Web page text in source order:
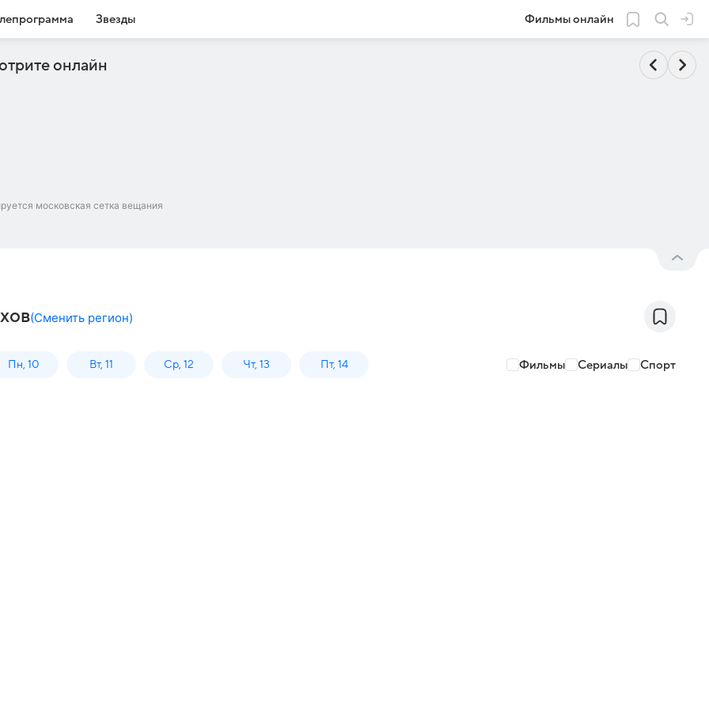
Звезды Фильмы онлайн
онлайн
московская сетка вещания
(Сменить регион)
Пн, 10 Вт, 11 Ср, 12 Чт, 13 Пт, 14 Фильмы Сериалы Спорт